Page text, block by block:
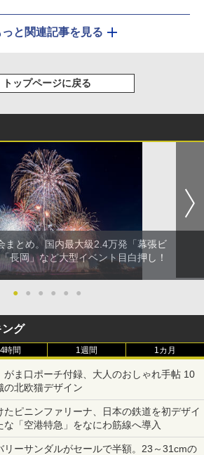
っと関連記事を見る
トップページに戻る
まとめ。国内最大級2.4万発「幕張ビ
長岡」など大型イベント目白押し！
● ● ● ● ● ●
グ
時間 1週間 1カ月
がま口ポーチ付録、大人のおしゃれ手帖 10
の北欧猫デザイン
たピニンファリーナ、日本の鉄道を初デザイ
な「空港特急」をなにわ筋線へ導入
リーサンダルがセールで半額。23～31cmの